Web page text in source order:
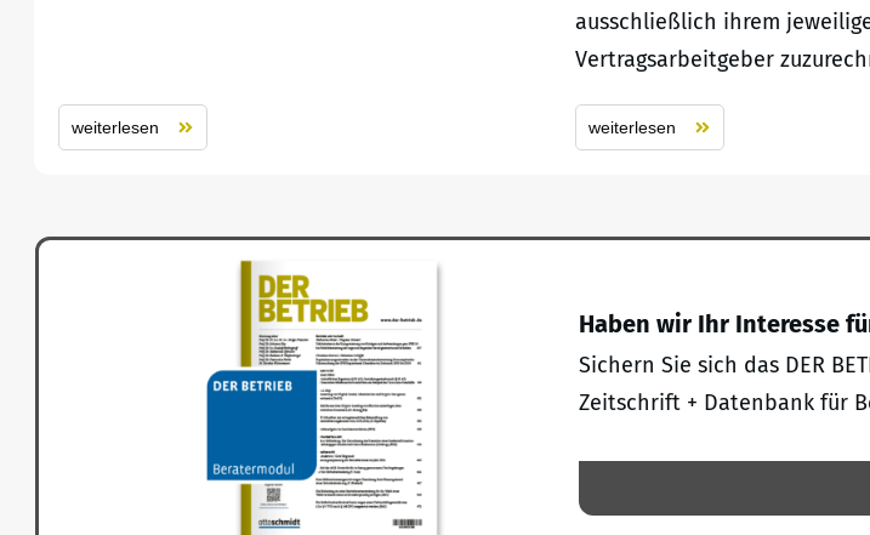
weiterlesen
ausschließlich ihrem
Vertragsarbeitgeber
weiterlesen
Haben wir Ihr Interesse
Sichern Sie sich das DER
Zeitschrift + Datenbank für